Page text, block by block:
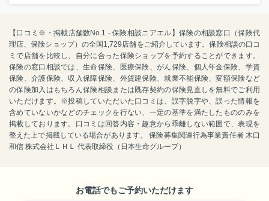
【口コミ※・掲載店舗数No.1 - 保険相談ニアエル】保険の相談窓口（保険代
理店、保険ショップ）の全国1,729店舗をご紹介しています。保険相談の口コ
ミで店舗を比較し、自分に合った保険ショップを予約することができます。
保険の窓口相談では、生命保険、医療保険、がん保険、個人年金保険、学資
保険、介護保険、収入保障保険、外貨建保険、就業不能保険、変額保険など
の保険加入はもちろん保険相談または既存契約の保険見直しを無料でご利用
いただけます。※投稿していただいた口コミは、誤字脱字や、誤った情報を
含めていないかなどのチェックを行ない、一定の基準を満たしたもののみを
掲載しております。口コミは回答内容・趣意から乖離しない範囲で、表現を
整えた上で掲載している場合があります。 保険募集関連行為事業責任者 木口
和信 株式会社ＬＨＬ 代表取締役（日本生命グループ）
お電話でもご予約いただけます